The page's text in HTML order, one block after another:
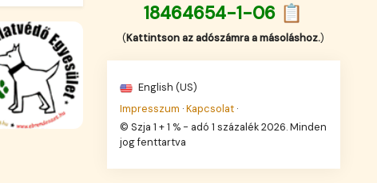
18464654-1-06 📋
(Kattintson az adószámra a másoláshoz.)
English (US)
Impresszum ·Kapcsolat ·
© Szja 1 + 1 % - adó 1 százalék 2026. Minden
jog fenttartva